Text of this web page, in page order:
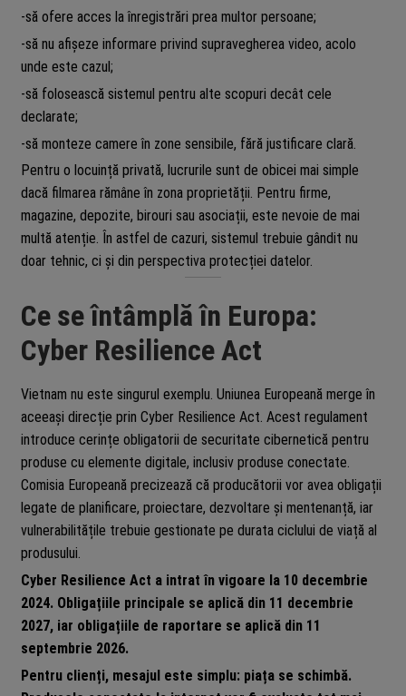
-să ofere acces la înregistrări prea multor persoane;
-să nu afișeze informare privind supravegherea video, acolo
unde este cazul;
-să folosească sistemul pentru alte scopuri decât cele
declarate;
-să monteze camere în zone sensibile, fără justificare clară.
Pentru o locuință privată, lucrurile sunt de obicei mai simple
dacă filmarea rămâne în zona proprietății. Pentru firme,
magazine, depozite, birouri sau asociații, este nevoie de mai
multă atenție. În astfel de cazuri, sistemul trebuie gândit nu
doar tehnic, ci și din perspectiva protecției datelor.
Ce se întâmplă în Europa:
Cyber Resilience Act
Vietnam nu este singurul exemplu. Uniunea Europeană merge în
aceeași direcție prin Cyber Resilience Act. Acest regulament
introduce cerințe obligatorii de securitate cibernetică pentru
produse cu elemente digitale, inclusiv produse conectate.
Comisia Europeană precizează că producătorii vor avea obligații
legate de planificare, proiectare, dezvoltare și mentenanță, iar
vulnerabilitățile trebuie gestionate pe durata ciclului de viață al
produsului.
Cyber Resilience Act a intrat în vigoare la 10 decembrie
2024. Obligațiile principale se aplică din 11 decembrie
2027, iar obligațiile de raportare se aplică din 11
septembrie 2026.
Pentru clienți, mesajul este simplu: piața se schimbă.